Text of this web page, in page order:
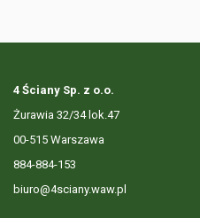
4 Ściany Sp. z o.o.
Żurawia 32/34 lok.47
00-515 Warszawa
884-884-153
biuro@4sciany.waw.pl